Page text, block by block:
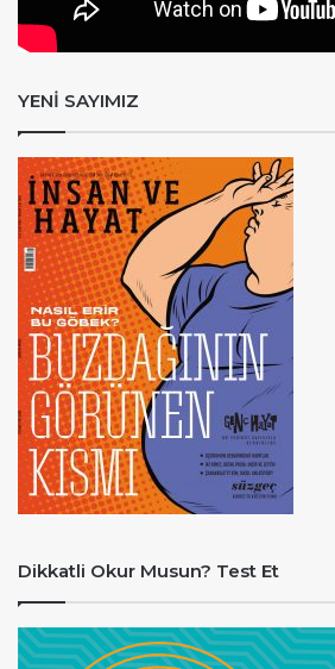
YENİ SAYIMIZ
Dikkatli Okur Musun? Test Et